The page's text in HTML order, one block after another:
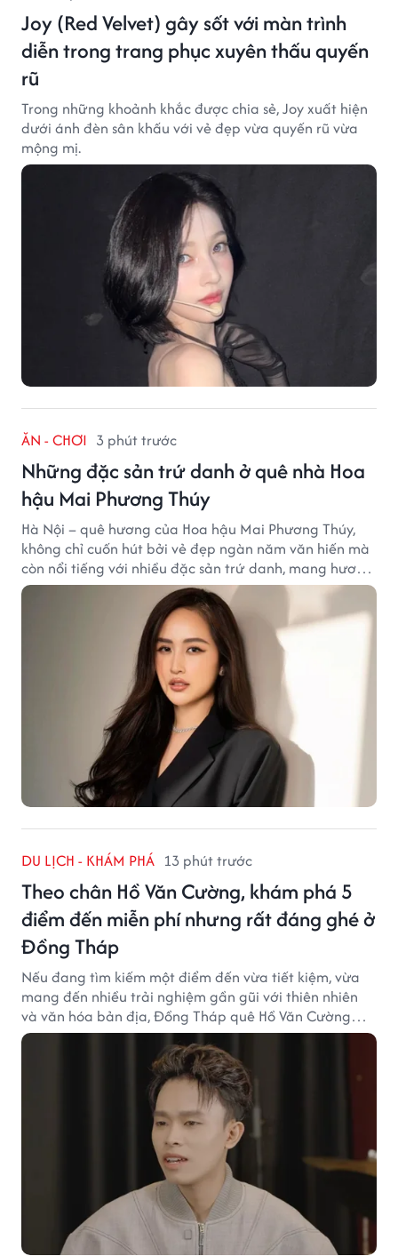
Joy (Red Velvet) gây sốt với màn trình
diễn trong trang phục xuyên thấu quyến
rũ
Trong những khoảnh khắc được chia sẻ, Joy xuất hiện
dưới ánh đèn sân khấu với vẻ đẹp vừa quyến rũ vừa
mộng mị.
ĂN - CHƠI 3 phút trước
Những đặc sản trứ danh ở quê nhà Hoa
hậu Mai Phương Thúy
Hà Nội – quê hương của Hoa hậu Mai Phương Thúy,
không chỉ cuốn hút bởi vẻ đẹp ngàn năm văn hiến mà
còn nổi tiếng với nhiều đặc sản trứ danh, mang hương
vị tinh tế và đậm đà bản sắc đất kinh kỳ.
DU LỊCH - KHÁM PHÁ 13 phút trước
Theo chân Hồ Văn Cường, khám phá 5
điểm đến miễn phí nhưng rất đáng ghé ở
Đồng Tháp
Nếu đang tìm kiếm một điểm đến vừa tiết kiệm, vừa
mang đến nhiều trải nghiệm gần gũi với thiên nhiên
và văn hóa bản địa, Đồng Tháp quê Hồ Văn Cường
chắc chắn là lựa chọn đáng cân nhắc.